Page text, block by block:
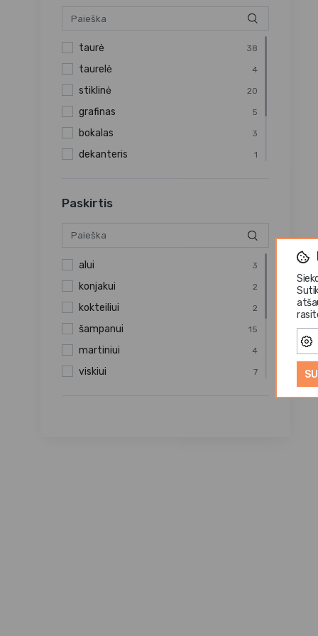
520 ml 1
taurė 38
taurelė 4
stiklinė 20
grafinas 5
bokalas 3
dekanteris 1
rinkinys
Paskirtis
alui 3
konjakui 2
kokteiliui 2
šampanui 15
martiniui 4
viskiui 7